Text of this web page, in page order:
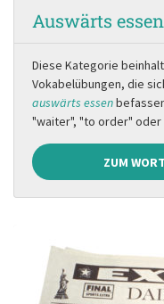
Auswärts essen
Diese Kategorie
Vokabelübungen, die
auswärts essen
"waiter", "to order"
ZUM